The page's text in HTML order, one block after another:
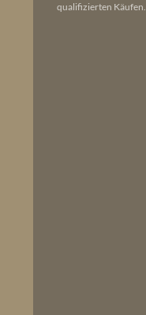
qualifizierten Käufen.